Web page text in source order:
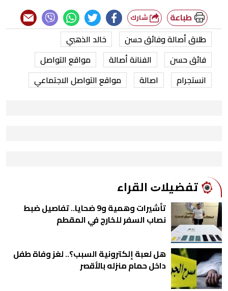
طباعة
طلاق أصالة وفائق حسن
خالد الذهبي
فائق حسن
الفنانة أصالة
مواقع التواصل
انستجرام
اصالة مواقع التواصل الاجتماعي
ﺗﻔﻀﻴﻼﺕ اﻟﻘﺮاء
تأشيرات وهمية و9 ضحايا.. تفاصيل ضبط
نصاب السفر للخارج في المقطم
هل لعبة إلكترونية السبب؟.. لغز وفاة طفل
داخل حمام منزله بالأقصر